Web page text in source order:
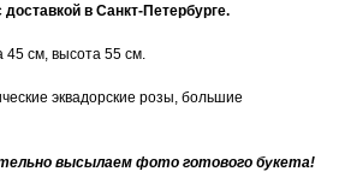
в Санкт-Петербурге.
45 см, высота 55 см.
эквадорские розы, большие
высылаем фото готового букета!